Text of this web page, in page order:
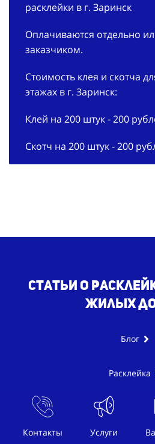
Контакты Услуги
расклейки в г. Заринск
Оплачиваются отдельно
заказчиком.
Стоимость клея и скотча
этажах в г. Заринск:
Клей на 200 штук - 200
Скотч на 200 штук - 200
Статьи о
жилых
Блог
Расклейка
Поэтажная